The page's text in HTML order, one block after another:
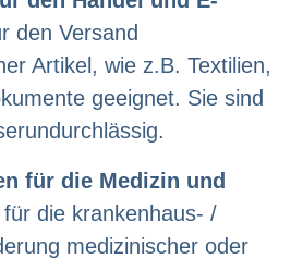
den Versand
Artikel, wie z.B. Textilien,
geeignet. Sie sind
für die Medizin und
für die krankenhaus- /
medizinischer oder